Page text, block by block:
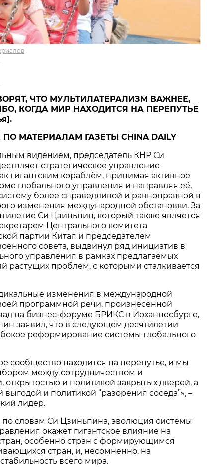
ЧТО МУЛЬТИЛАТЕРАЛИЗМ ВАЖНЕЕ,
КОГДА МИР НАХОДИТСЯ НА ПЕРЕПУТЬЕ
МАТЕРИАЛАМ ГАЗЕТЫ CHINA DAILY
видением, председатель КНР Си
стратегическое управление
гигантским кораблём, принимая активное
глобального управления и направляя её,
более справедливой и равноправной в
изменения международной обстановки. За
Си Цзиньпин, который также является
Центрального комитета
партии Китая и председателем
совета, выдвинул ряд инициатив в
управления в рамках предлагаемых
растущих проблем, с которыми сталкивается
изменения в международной
программной речи, произнесённой
на бизнес-форуме БРИКС в Йоханнесбурге,
заявил, что в следующем десятилетии
реформирование системы глобального
сообщество находится на перепутье, и мы
между сотрудничеством и
открытостью и политикой закрытых дверей, а
и политикой “разорения соседа”», –
лидер.
словам Си Цзиньпина, эволюция системы
окажет гигантское влияние на
особенно стран с формирующимся
стран, и, несомненно, на
всего мира.